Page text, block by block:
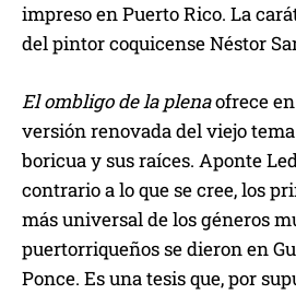
impreso en Puerto Rico. La
del pintor coquicense Néstor
El ombligo de la plenaofrece
versión renovada del viejo
boricua y sus raíces. Aponte
contrario a lo que se cree, los
más universal de los géneros
puertorriqueños se dieron en
Ponce. Es una tesis que, por